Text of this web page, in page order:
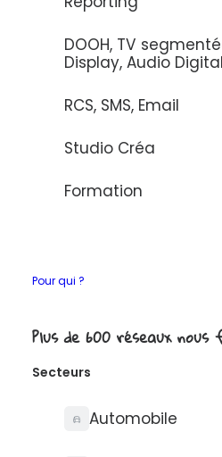
DOOH, TV
Display, Audio Digital
RCS, SMS, Email
Studio Créa
Formation
Pour qui ?
Plus de 600 réseaux
Secteurs
Automobile
weekend de portes
Janna Kocheliaeva
Département Communication